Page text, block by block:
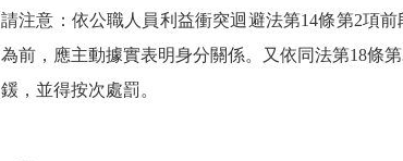
請注意：依公職人員利益衝突迴避法第14條第2項前
為前，應主動據實表明身分關係。又依同法第18條第
鍰，並得按次處罰。